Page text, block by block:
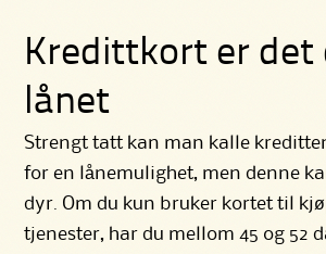
Kredittkort er det
lånet
Strengt tatt kan man kalle
for en lånemulighet, men denne
dyr. Om du kun bruker kortet til
tjenester, har du mellom 45 og 52